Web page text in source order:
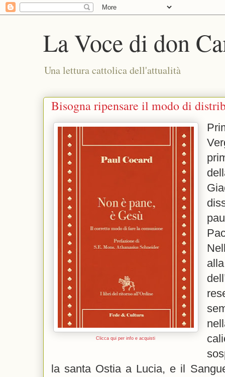
La Voce di don
Una lettura cattolica dell'attualità
Bisogna ripensare il modo di
Clicca qui per info e acquisti
la santa Ostia a Lucia, e il